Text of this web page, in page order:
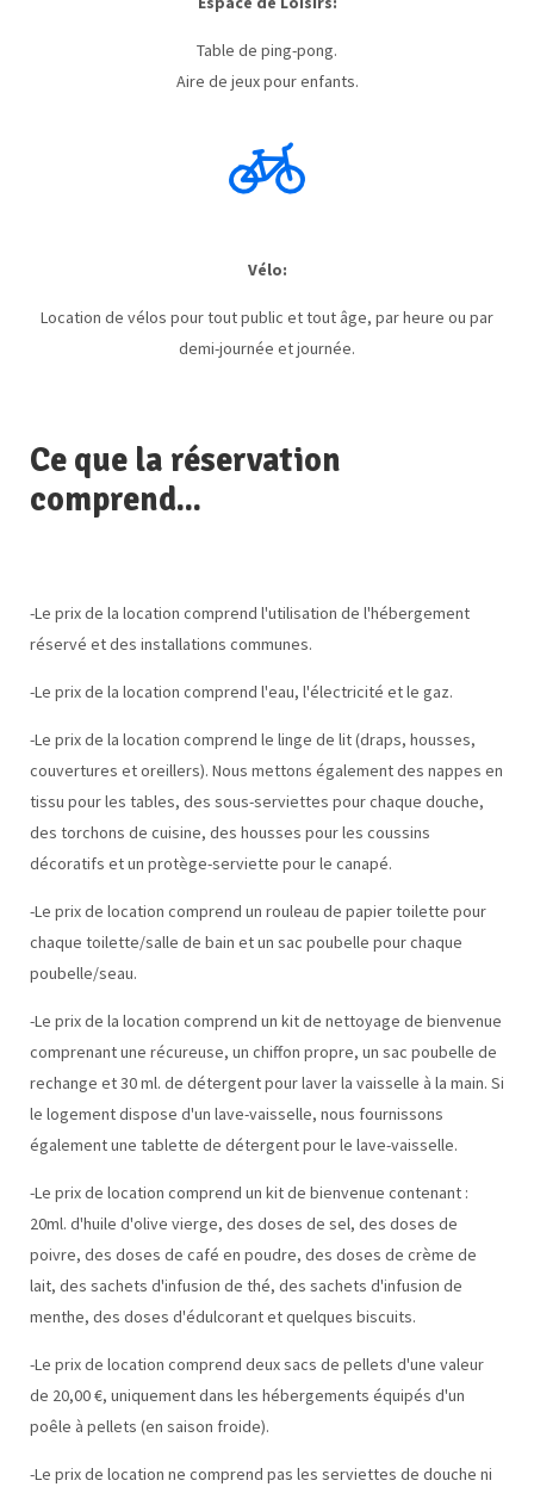
Table de ping-pong.
Aire de jeux pour enfants.
Vélo:
Location de vélos pour tout public et tout âge, par heure ou par
demi-journée et journée.
Ce que la réservation
comprend...
-Le prix de la location comprend l'utilisation de l'hébergement
réservé et des installations communes.
-Le prix de la location comprend l'eau, l'électricité et le gaz.
-Le prix de la location comprend le linge de lit (draps, housses,
couvertures et oreillers). Nous mettons également des nappes en
tissu pour les tables, des sous-serviettes pour chaque douche,
des torchons de cuisine, des housses pour les coussins
décoratifs et un protège-serviette pour le canapé.
-Le prix de location comprend un rouleau de papier toilette pour
chaque toilette/salle de bain et un sac poubelle pour chaque
poubelle/seau.
-Le prix de la location comprend un kit de nettoyage de bienvenue
comprenant une récureuse, un chiffon propre, un sac poubelle de
rechange et 30 ml. de détergent pour laver la vaisselle à la main. Si
le logement dispose d'un lave-vaisselle, nous fournissons
également une tablette de détergent pour le lave-vaisselle.
-Le prix de location comprend un kit de bienvenue contenant :
20ml. d'huile d'olive vierge, des doses de sel, des doses de
poivre, des doses de café en poudre, des doses de crème de
lait, des sachets d'infusion de thé, des sachets d'infusion de
menthe, des doses d'édulcorant et quelques biscuits.
-Le prix de location comprend deux sacs de pellets d'une valeur
de 20,00 €, uniquement dans les hébergements équipés d'un
poêle à pellets (en saison froide).
-Le prix de location ne comprend pas les serviettes de douche ni